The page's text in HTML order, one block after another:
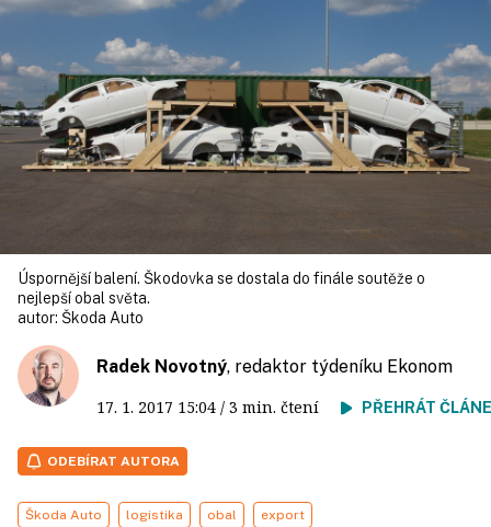
Úspornější balení. Škodovka se dostala do finále soutěže o
nejlepší obal světa.
autor: Škoda Auto
Radek Novotný, redaktor týdeníku Ekonom
17. 1. 2017 15:04 / 3 min. čtení PŘEHRÁT
ODEBÍRAT AUTORA
Škoda Auto logistika obal export